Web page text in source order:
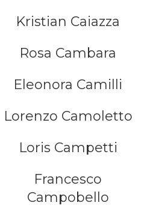
Kristian Caiazza
Rosa Cambara
Eleonora Camilli
Lorenzo Camoletto
Loris Campetti
Francesco
Campobello